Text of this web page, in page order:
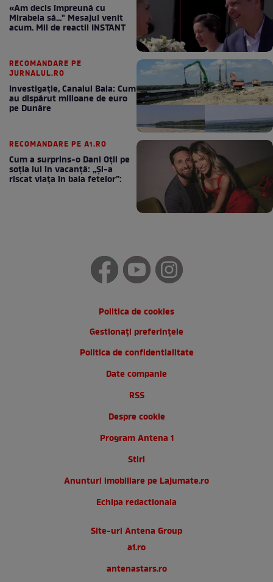
«Am decis împreună cu
Mirabela să..." Mesajul venit
acum. Mii de reactii INSTANT
RECOMANDARE PE
JURNALUL.RO
Investigație, Canalul Bala: Cum
au dispărut milioane de euro
pe Dunăre
RECOMANDARE PE A1.RO
Cum a surprins-o Dani Oțil pe
soția lui în vacanță: „Și-a
riscat viața în baia fetelor”:
Politica de cookies
Gestionați preferințele
Politica de confidentialitate
Date companie
RSS
Despre cookie
Program Antena 1
Stiri
Anunturi imobiliare pe Lajumate.ro
Echipa redactionala
Site-uri Antena Group
a1.ro
antenastars.ro